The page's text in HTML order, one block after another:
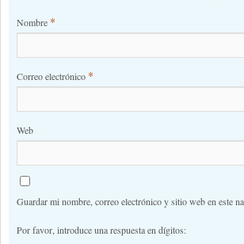
Nombre *
Correo electrónico *
Web
Guardar mi nombre, correo electrónico y sitio web en este
Por favor, introduce una respuesta en dígitos: